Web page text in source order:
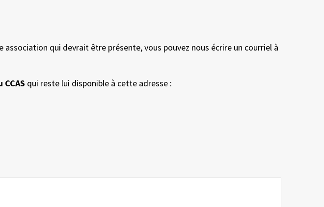
qui devrait être présente, vous pouvez nous écrire un courriel à
qui reste lui disponible à cette adresse :